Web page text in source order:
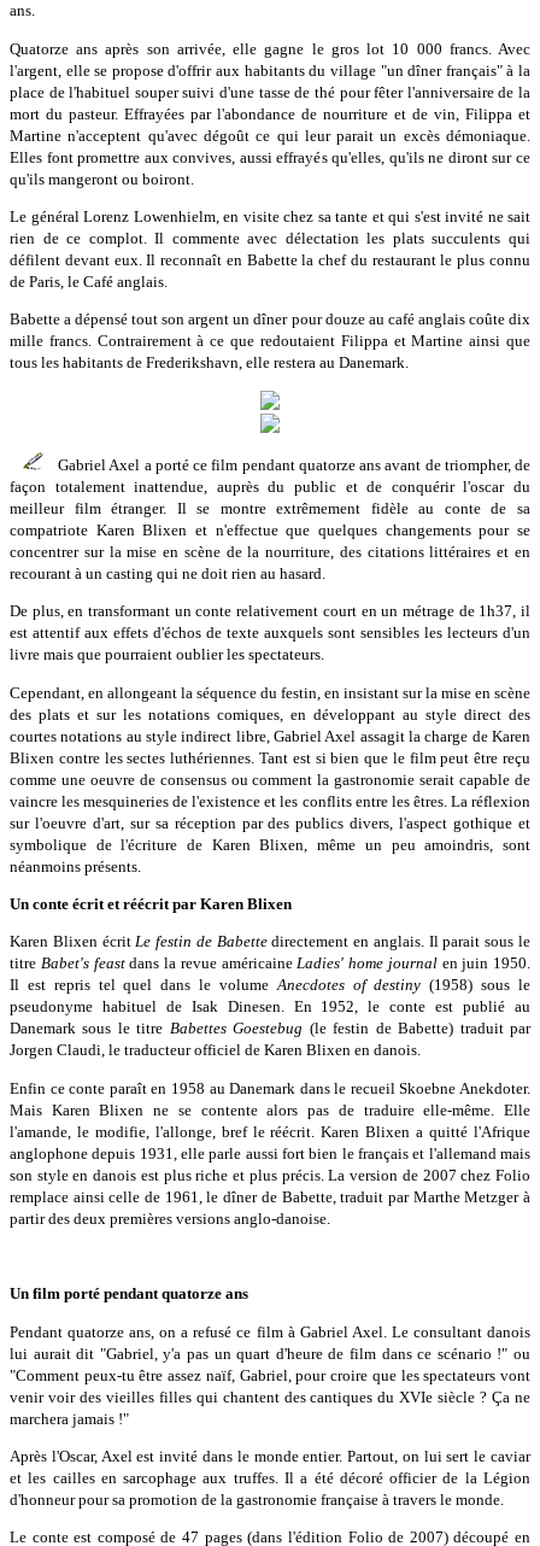
ans.
Quatorze ans après son arrivée, elle gagne le gros lot 10 000 francs. Avec
l'argent, elle se propose d'offrir aux habitants du village "un dîner français" à la
place de l'habituel souper suivi d'une tasse de thé pour fêter l'anniversaire de la
mort du pasteur. Effrayées par l'abondance de nourriture et de vin, Filippa et
Martine n'acceptent qu'avec dégoût ce qui leur parait un excès démoniaque.
Elles font promettre aux convives, aussi effrayés qu'elles, qu'ils ne diront sur ce
qu'ils mangeront ou boiront.
Le général Lorenz Lowenhielm, en visite chez sa tante et qui s'est invité ne sait
rien de ce complot. Il commente avec délectation les plats succulents qui
défilent devant eux. Il reconnaît en Babette la chef du restaurant le plus connu
de Paris, le Café anglais.
Babette a dépensé tout son argent un dîner pour douze au café anglais coûte dix
mille francs. Contrairement à ce que redoutaient Filippa et Martine ainsi que
tous les habitants de Frederikshavn, elle restera au Danemark.
Gabriel Axel a porté ce film pendant quatorze ans avant de triompher, de
façon totalement inattendue, auprès du public et de conquérir l'oscar du
meilleur film étranger. Il se montre extrêmement fidèle au conte de sa
compatriote Karen Blixen et n'effectue que quelques changements pour se
concentrer sur la mise en scène de la nourriture, des citations littéraires et en
recourant à un casting qui ne doit rien au hasard.
De plus, en transformant un conte relativement court en un métrage de 1h37, il
est attentif aux effets d'échos de texte auxquels sont sensibles les lecteurs d'un
livre mais que pourraient oublier les spectateurs.
Cependant, en allongeant la séquence du festin, en insistant sur la mise en scène
des plats et sur les notations comiques, en développant au style direct des
courtes notations au style indirect libre, Gabriel Axel assagit la charge de Karen
Blixen contre les sectes luthériennes. Tant est si bien que le film peut être reçu
comme une oeuvre de consensus ou comment la gastronomie serait capable de
vaincre les mesquineries de l'existence et les conflits entre les êtres. La réflexion
sur l'oeuvre d'art, sur sa réception par des publics divers, l'aspect gothique et
symbolique de l'écriture de Karen Blixen, même un peu amoindris, sont
néanmoins présents.
Un conte écrit et réécrit par Karen Blixen
Karen Blixen écritLe festin de Babettedirectement en anglais. Il parait sous le
titre Babet's feastdans la revue américaineLadies' home journalen juin 1950.
Il est repris tel quel dans le volumeAnecdotes of destiny (1958) sous le
pseudonyme habituel de Isak Dinesen. En 1952, le conte est publié au
Danemark sous le titre Babettes Goestebug (le festin de Babette) traduit par
Jorgen Claudi, le traducteur officiel de Karen Blixen en danois.
Enfin ce conte paraît en 1958 au Danemark dans le recueil Skoebne Anekdoter.
Mais Karen Blixen ne se contente alors pas de traduire elle-même. Elle
l'amande, le modifie, l'allonge, bref le réécrit. Karen Blixen a quitté l'Afrique
anglophone depuis 1931, elle parle aussi fort bien le français et l'allemand mais
son style en danois est plus riche et plus précis. La version de 2007 chez Folio
remplace ainsi celle de 1961, le dîner de Babette, traduit par Marthe Metzger à
partir des deux premières versions anglo-danoise.
Un film porté pendant quatorze ans
Pendant quatorze ans, on a refusé ce film à Gabriel Axel. Le consultant danois
lui aurait dit "Gabriel, y'a pas un quart d'heure de film dans ce scénario !" ou
"Comment peux-tu être assez naïf, Gabriel, pour croire que les spectateurs vont
venir voir des vieilles filles qui chantent des cantiques du XVIe siècle ? Ça ne
marchera jamais !"
Après l'Oscar, Axel est invité dans le monde entier. Partout, on lui sert le caviar
et les cailles en sarcophage aux truffes. Il a été décoré officier de la Légion
d'honneur pour sa promotion de la gastronomie française à travers le monde.
Le conte est composé de 47 pages (dans l'édition Folio de 2007) découpé en